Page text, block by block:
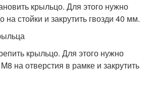
крыльцо. Для этого нужно
на стойки и закрутить гвозди 40 мм.
крыльцо. Для этого нужно
на отверстия в рамке и закрутить